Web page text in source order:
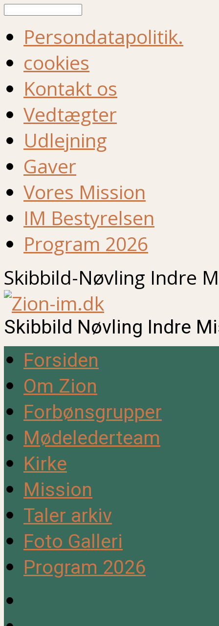
Persondatapolitik.
cookies
Kontakt os
Vedtægter
Udlejning
Gaver
Vores Mission
IM Bestyrelsen
Program 2026
Skibbild-Nøvling Indre
Skibbild Nøvling Indre
Forsiden
Om Zion
Forbønsgrupper
Mødelederteam
Kirke
Mission
Taler arkiv
Foto Galleri
Program 2026